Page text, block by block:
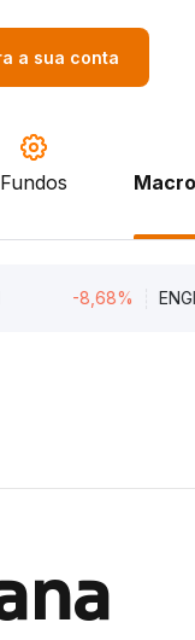
a sua conta
Fundos
-8,68% ENGI11